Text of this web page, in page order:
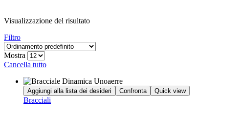
Visualizzazione del risultato
Filtro
Mostra
Cancella tutto
Aggiungi alla lista dei desideri Confronta Quick view
Bracciali